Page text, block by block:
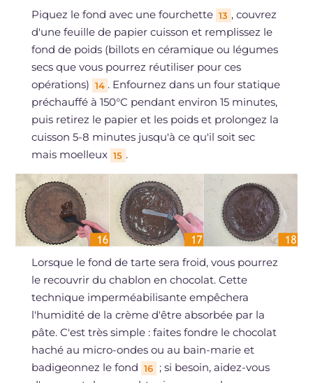
Piquez le fond avec une fourchette 13 , couvrez
d'une feuille de papier cuisson et remplissez le
fond de poids (billots en céramique ou légumes
secs que vous pourrez réutiliser pour ces
opérations) 14 . Enfournez dans un four statique
préchauffé à 150°C pendant environ 15 minutes,
puis retirez le papier et les poids et prolongez la
cuisson 5-8 minutes jusqu'à ce qu'il soit sec
mais moelleux 15 .
Lorsque le fond de tarte sera froid, vous pourrez
le recouvrir du chablon en chocolat. Cette
technique imperméabilisante empêchera
l'humidité de la crème d'être absorbée par la
pâte. C'est très simple : faites fondre le chocolat
haché au micro-ondes ou au bain-marie et
badigeonnez le fond 16
; si besoin, aidez-vous